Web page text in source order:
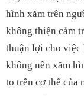
hình xăm trên
không thiện cảm
thuận lợi cho việc
không nên xăm
to trên cơ thể của